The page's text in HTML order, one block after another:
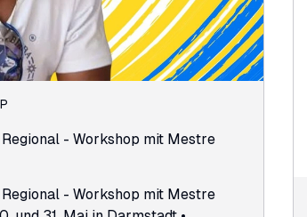
- Workshop mit Mestre
- Workshop mit Mestre